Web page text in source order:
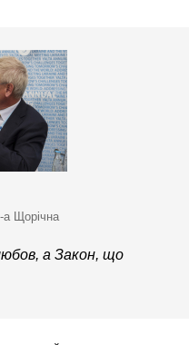
а Щорічна
а Закон, що